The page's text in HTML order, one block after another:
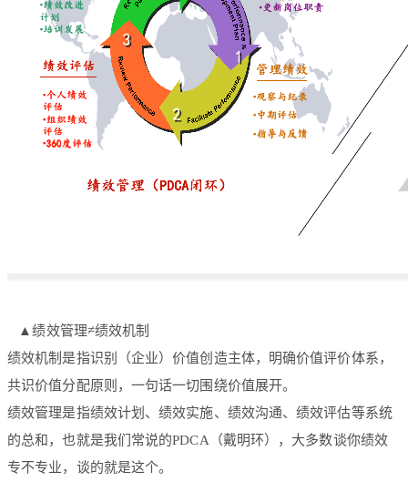
▲绩效管理≠绩效机制
绩效机制是指识别（企业）价值创造主体，明确价值评价体系，
共识价值分配原则，一句话一切围绕价值展开。
绩效管理是指绩效计划、绩效实施、绩效沟通、绩效评估等系统
的总和，也就是我们常说的PDCA（戴明环），大多数谈你绩效
专不专业，谈的就是这个。